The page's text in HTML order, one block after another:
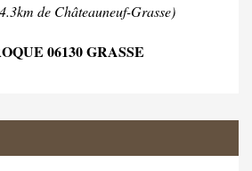
de Châteauneuf-Grasse)
06130 GRASSE